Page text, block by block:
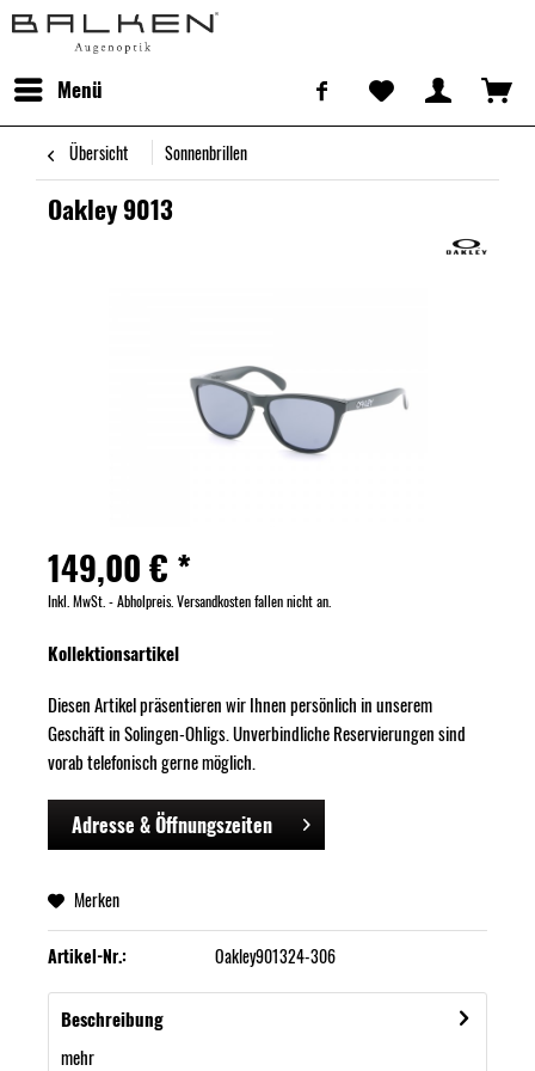
Menü
Übersicht Sonnenbrillen
Oakley 9013
149,00 € *
Inkl. MwSt. - Abholpreis. Versandkosten fallen nicht an.
Kollektionsartikel
Diesen Artikel präsentieren wir Ihnen persönlich in unserem
Geschäft in Solingen-Ohligs. Unverbindliche Reservierungen sind
vorab telefonisch gerne möglich.
Adresse & Öffnungszeiten
Merken
Artikel-Nr.: Oakley901324-306
Beschreibung
mehr